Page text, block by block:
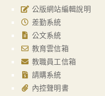
公版網站編輯說明
差勤系統
公文系統
教育雲信箱
教職員工信箱
請購系統
內控聲明書